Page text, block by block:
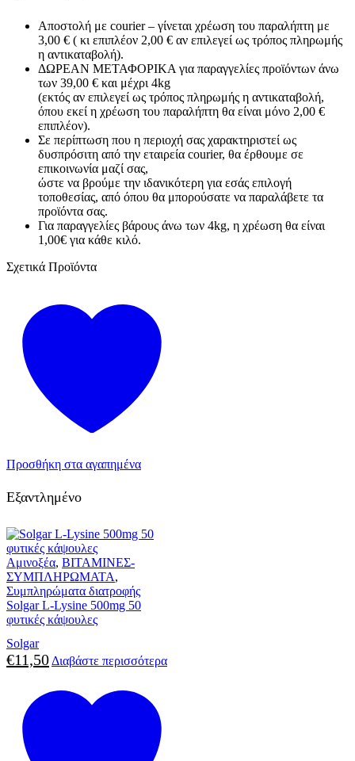
Αποστολή με courier – γίνεται χρέωση του παραλήπτη με
3,00 € ( κι επιπλέον 2,00 € αν επιλεγεί ως τρόπος πληρωμής
η αντικαταβολή).
ΔΩΡΕΑΝ ΜΕΤΑΦΟΡΙΚΑ για παραγγελίες προϊόντων άνω
των 39,00 € και μέχρι 4kg
(εκτός αν επιλεγεί ως τρόπος πληρωμής η αντικαταβολή,
όπου εκεί η χρέωση του παραλήπτη θα είναι μόνο 2,00 €
επιπλέον).
Σε περίπτωση που η περιοχή σας χαρακτηριστεί ως
δυσπρόσιτη από την εταιρεία courier, θα έρθουμε σε
επικοινωνία μαζί σας,
ώστε να βρούμε την ιδανικότερη για εσάς επιλογή
τοποθεσίας, από όπου θα μπορούσατε να παραλάβετε τα
προϊόντα σας.
Για παραγγελίες βάρους άνω των 4kg, η χρέωση θα είναι
1,00€ για κάθε κιλό.
Σχετικά Προϊόντα
Προσθήκη στα αγαπημένα
Εξαντλημένο
Αμινοξέα, ΒΙΤΑΜΙΝΕΣ-
ΣΥΜΠΛΗΡΩΜΑΤΑ,
Συμπληρώματα διατροφής
Solgar L-Lysine 500mg 50
φυτικές κάψουλες
Solgar
€11,50 Διαβάστε περισσότερα